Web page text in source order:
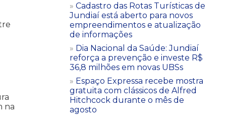
na
Cadastro das Rotas Turísticas de
Jundiaí está aberto para novos
empreendimentos e atualização
de informações
Dia Nacional da Saúde: Jundiaí
reforça a prevenção e investe R$
36,8 milhões em novas UBSs
Espaço Expressa recebe mostra
gratuita com clássicos de Alfred
Hitchcock durante o mês de
agosto